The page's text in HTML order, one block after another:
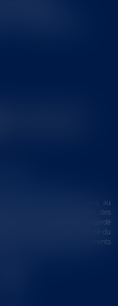
historiques
des monuments historiques au
et touristique des
a longtemps été regardé
la commission de la culture du
à la gestion des monuments
ressour...